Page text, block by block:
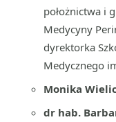
położnictwa i
Medycyny
dyrektorka
Medycznego
Monika
dr hab.